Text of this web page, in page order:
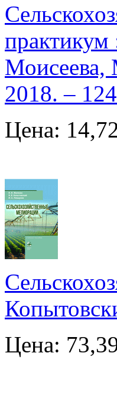
2018. –
Цена:
Цена: